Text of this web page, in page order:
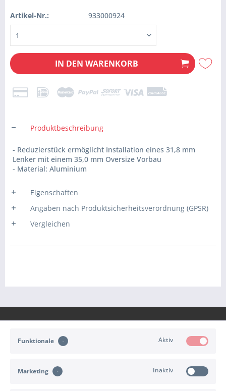
Artikel-Nr.: 933000924
IN DEN WARENKORB
Produktbeschreibung
- Reduzierstück ermöglicht Installation eines 31,8 mm
Lenker mit einem 35,0 mm Oversize Vorbau
- Material: Aluminium
Eigenschaften
Angaben nach Produktsicherheitsverordnung (GPSR)
Vergleichen
Funktionale Aktiv
Marketing Inaktiv